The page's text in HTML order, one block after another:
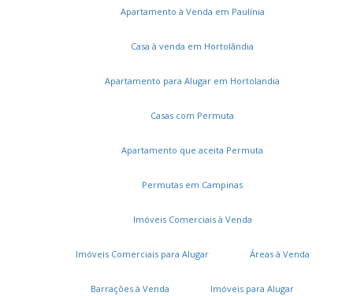
Apartamento à Venda em Paulínia
Casa à venda em Hortolândia
Apartamento para Alugar em Hortolandia
Casas com Permuta
Apartamento que aceita Permuta
Permutas em Campinas
Imóveis Comerciais à Venda
Imóveis Comerciais para Alugar Áreas à Venda
Barrações à Venda Imóveis para Alugar
Serviços